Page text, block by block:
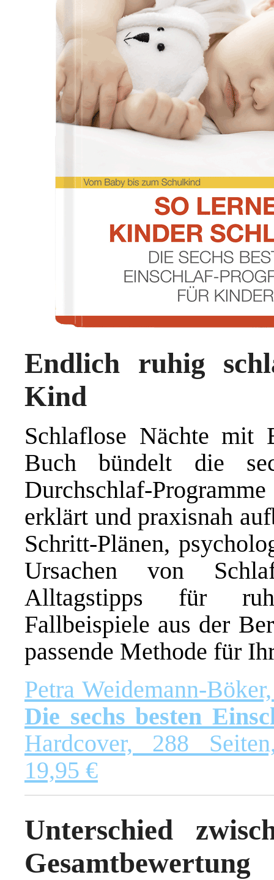
Endlich ruhig
Kind
Schlaflose Nächte mit
Buch bündelt die
Durchschlaf-
erklärt und praxisnah
Schritt-Plänen,
Ursachen von
Alltagstipps für
Fallbeispiele aus der
passende Methode für
Petra Weidemann-
Die sechs besten
Hardcover, 288
19,95 €
Unterschied
Gesamtbewertung